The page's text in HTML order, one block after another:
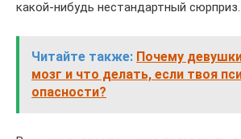
какой-нибудь нестандартный сюрприз.
Читайте также: Почему
мозг и что делать, если твоя
опасности?